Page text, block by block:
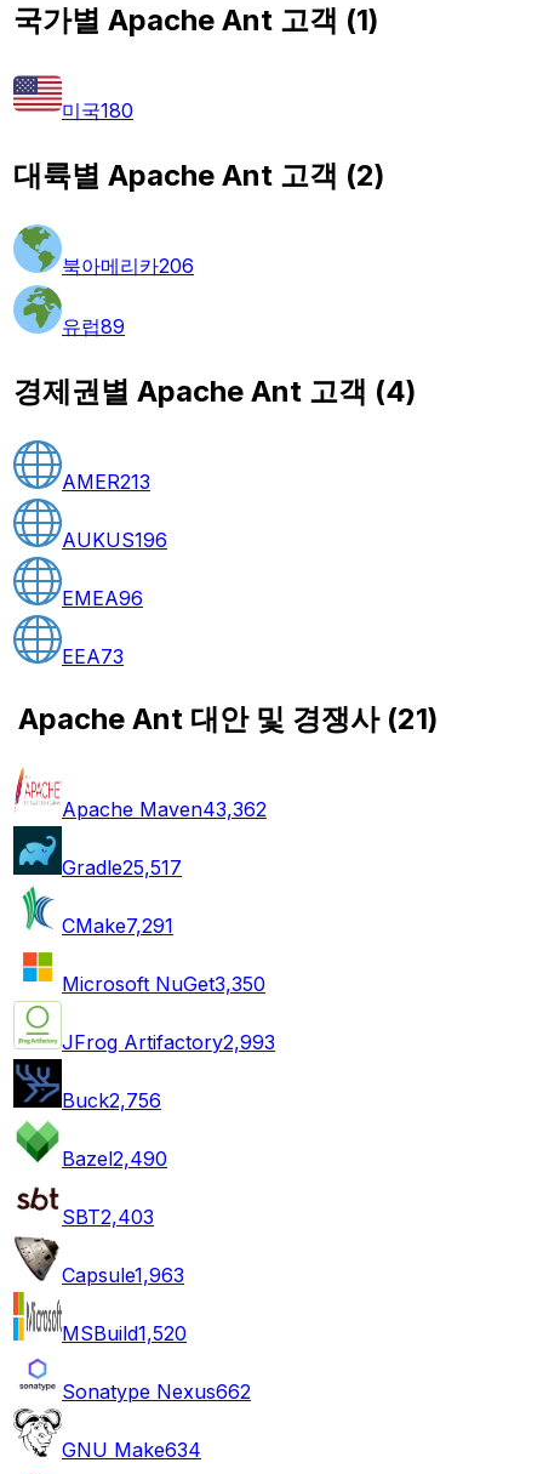
국가별 Apache Ant 고객 (1)
미국180
대륙별 Apache Ant 고객 (2)
북아메리카206
유럽89
경제권별 Apache Ant 고객 (4)
AMER213
AUKUS196
EMEA96
EEA73
Apache Ant 대안 및 경쟁사(21)
Apache Maven43,362
Gradle25,517
CMake7,291
Microsoft NuGet3,350
JFrog Artifactory2,993
Buck2,756
Bazel2,490
SBT2,403
Capsule1,963
MSBuild1,520
Sonatype Nexus662
GNU Make634